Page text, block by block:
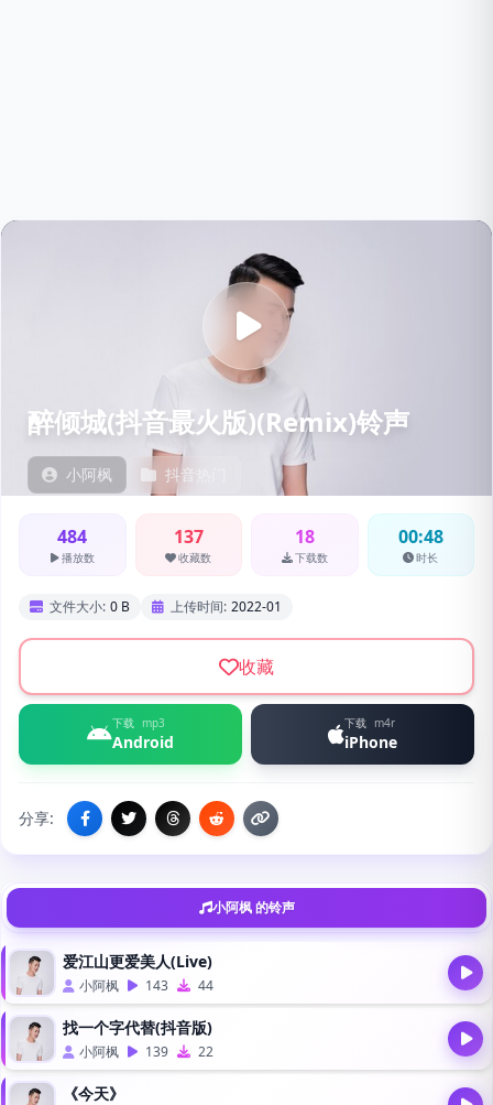
醉倾城(抖音最火版)(Remix)铃声
小阿枫 抖音热门
484
播放数
137
收藏数
18
下载数
00:48
时长
文件大小: 0 B 上传时间: 2022-01
收藏
下载 mp3
Android
下载 m4r
iPhone
分享:
小阿枫 的铃声
爱江山更爱美人(Live)
小阿枫 143 44
找一个字代替(抖音版)
小阿枫 139 22
《今天》